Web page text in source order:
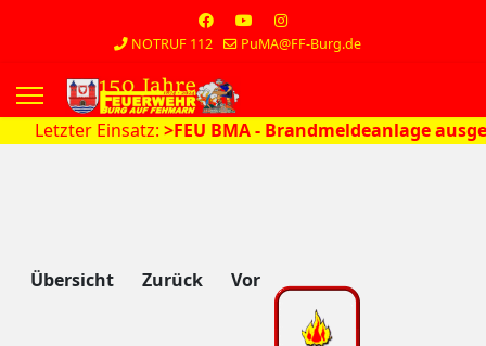
NOTRUF 112 PuMA@FF-Burg.de
Einsatz:>FEU BMA - Brandmeldeanlage ausgelöst<
Übersicht Zurück Vor